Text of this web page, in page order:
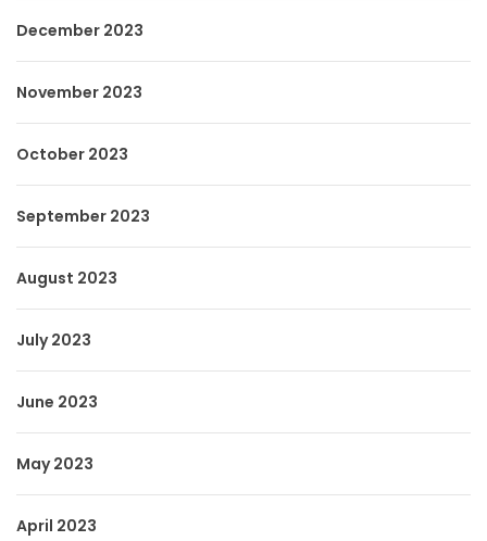
December 2023
November 2023
October 2023
September 2023
August 2023
July 2023
June 2023
May 2023
April 2023